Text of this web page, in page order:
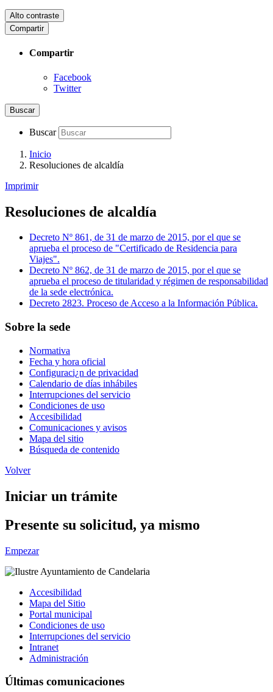
Alto contraste
Compartir
Compartir
Facebook
Twitter
Buscar
Buscar
Inicio
Resoluciones de alcaldía
Imprimir
Resoluciones de alcaldía
Decreto Nº 861, de 31 de marzo de 2015, por el que se
aprueba el proceso de "Certificado de Residencia para
Viajes".
Decreto Nº 862, de 31 de marzo de 2015, por el que se
aprueba el proceso de titularidad y régimen de responsabilidad
de la sede electrónica.
Decreto 2823. Proceso de Acceso a la Información Pública.
Sobre la sede
Normativa
Fecha y hora oficial
Configuraci¿n de privacidad
Calendario de días inhábiles
Interrupciones del servicio
Condiciones de uso
Accesibilidad
Comunicaciones y avisos
Mapa del sitio
Búsqueda de contenido
Volver
Iniciar un trámite
Presente su solicitud, ya mismo
Empezar
Accesibilidad
Mapa del Sitio
Portal municipal
Condiciones de uso
Interrupciones del servicio
Intranet
Administración
Últimas comunicaciones